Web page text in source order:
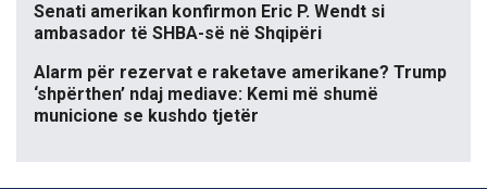
Senati amerikan konfirmon Eric P. Wendt si
ambasador të SHBA-së në Shqipëri
Alarm për rezervat e raketave amerikane? Trump
‘shpërthen’ ndaj mediave: Kemi më shumë
municione se kushdo tjetër